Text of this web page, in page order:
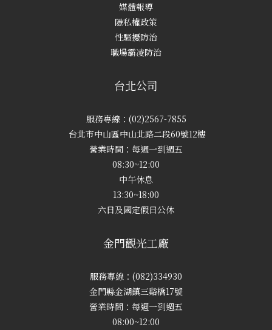
媒體報導
隱私權政策
性騷擾防治
職場霸凌防治
台北公司
服務專線：(02)2567-7855
台北市中山區中山北路二段60號12樓
營業時間：每週一到週五
08:30~12:00
中午休息
13:30~18:00
六日及國定假日公休
金門觀光工廠
服務專線：(082)334930
金門縣金湖鎮三谿橋17號
營業時間：每週一到週五
08:00~12:00